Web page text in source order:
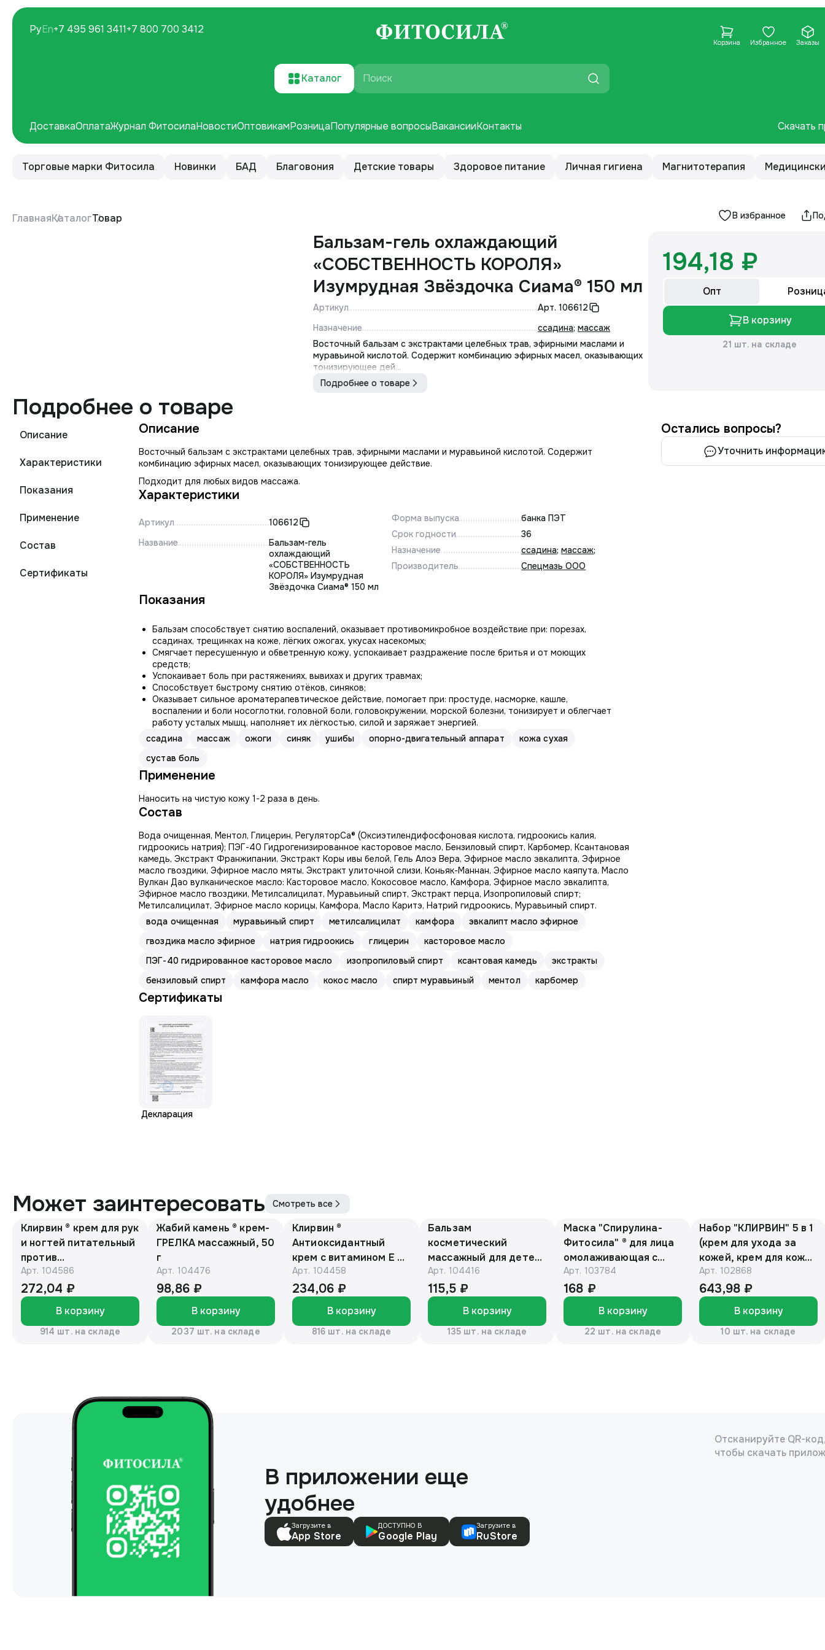
Корзина Избранное Заказы
Скачать
ДоставкаОплатаЖурнал ФитосилаНовостиОптовикамРозницаПопулярные вопросыВакансииКонтакты
РуEn+7 495 961 3411+7 800 700 3412
Каталог Поиск
Торговые марки Фитосила Новинки БАД Благовония Детские товары Здоровое питание Личная гигиена Магнитотерапия
ГлавнаяКаталогТовар В избранное
Бальзам-гель охлаждающий
«СОБСТВЕННОСТЬ КОРОЛЯ»
Изумрудная Звёздочка Сиама® 150 мл
Артикул Арт. 106612
Назначение
ссадина; массаж
Восточный бальзам с экстрактами целебных трав, эфирными маслами и
муравьиной кислотой. Содержит комбинацию эфирных масел, оказывающих
тонизирующее дей...
Подробнее о товаре
194,18 ₽
Опт
В корзину
21 шт. на складе
Подробнее о товаре
Описание
Характеристики
Показания
Применение
Состав
Сертификаты
Описание
Восточный бальзам с экстрактами целебных трав, эфирными маслами и муравьиной кислотой. Содержит
комбинацию эфирных масел, оказывающих тонизирующее действие.
Подходит для любых видов массажа.
Характеристики
Артикул
106612
Название
Бальзам-гель
охлаждающий
«СОБСТВЕННОСТЬ
КОРОЛЯ» Изумрудная
Звёздочка Сиама® 150 мл
Форма выпуска
банка ПЭТ
Срок годности
36
Назначение
ссадина;массаж;
Производитель
Спецмазь ООО
Показания
Бальзам способствует снятию воспалений, оказывает противомикробное воздействие при: порезах,
ссадинах, трещинках на коже, лёгких ожогах, укусах насекомых;
Смягчает пересушенную и обветренную кожу, успокаивает раздражение после бритья и от моющих
средств;
Успокаивает боль при растяжениях, вывихах и других травмах;
Способствует быстрому снятию отёков, синяков;
Оказывает сильное ароматерапевтическое действие, помогает при: простуде, насморке, кашле,
воспалении и боли носоглотки, головной боли, головокружении, морской болезни, тонизирует и облегчает
работу усталых мышц, наполняет их лёгкостью, силой и заряжает энергией.
ссадина
массаж ожоги синяк ушибы опорно-двигательный аппарат
кожа сухая
сустав боль
Применение
Наносить на чистую кожу 1-2 раза в день.
Состав
Вода очищенная, Ментол, Глицерин, РегуляторCa® (Оксиэтилендифосфоновая кислота, гидроокись калия,
гидроокись натрия); ПЭГ-40 Гидрогенизированное касторовое масло, Бензиловый спирт, Карбомер, Ксантановая
камедь, Экстракт Франжипании, Экстракт Коры ивы белой, Гель Алоэ Вера, Эфирное масло эвкалипта, Эфирное
масло гвоздики, Эфирное масло мяты, Экстракт улиточной слизи, Коньяк-Маннан, Эфирное масло каяпута, Масло
Вулкан Дао вулканическое масло: Касторовое масло, Кокосовое масло, Камфора, Эфирное масло эвкалипта,
Эфирное масло гвоздики, Метилсалицилат, Муравьиный спирт, Экстракт перца, Изопропиловый спирт;
Метилсалицилат, Эфирное масло корицы, Камфора, Масло Каритэ, Натрий гидроокись, Муравьиный спирт.
вода очищенная
муравьиный спирт метилсалицилат камфора
эвкалипт масло эфирное
гвоздика масло эфирное
натрия гидроокись глицерин
касторовое масло
ПЭГ-40 гидрированное касторовое масло
изопропиловый спирт ксантовая камедь
экстракты
бензиловый спирт
камфора масло кокос масло спирт муравьиный ментол карбомер
Сертификаты
Декларация
Остались вопросы?
Уточнить
Может заинтересовать Смотреть все
Клирвин ® крем для рук
и ногтей питательный
против
гиперпигментации для
осветления кожи 75 г
Арт. 104586
272,04 ₽
В корзину
914 шт. на складе
Жабий камень ® крем-
ГРЕЛКА массажный, 50
г
Арт. 104476
98,86 ₽
В корзину
2037 шт. на складе
Клирвин ®
Антиоксидантный
крем с витамином Е и
маслом макадамии
150г
Арт. 104458
234,06 ₽
В корзину
816 шт. на складе
Бальзам
косметический
массажный для детей
с барсучьим жиром
50г. «Эколон»®
Арт. 104416
115,5 ₽
В корзину
135 шт. на складе
Маска "Спирулина-
Фитосила" ® для лица
омолаживающая с
витамином С, 150 мл
(туба)
Арт. 103784
168 ₽
В корзину
22 шт. на складе
Набор "КЛИРВИН" 5 в 1
(крем для ухода за
кожей, крем для кожи
век, крем для рук,
крем отбеливающий
для лица, лосьон для
Арт. 102868
643,98 ₽
В корзину
10 шт. на складе
В приложении еще
удобнее
Загрузите в
App Store
ДОСТУПНО В
Google Play
Загрузите в
RuStore
Отсканируйте QR-код,
чтобы скачать